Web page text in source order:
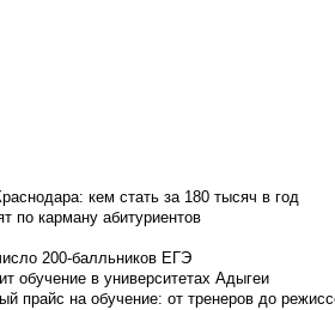
кем стать за 180 тысяч в год
по карману абитуриентов
200-балльников ЕГЭ
обучение в университетах Адыгеи
прайс на обучение: от тренеров до